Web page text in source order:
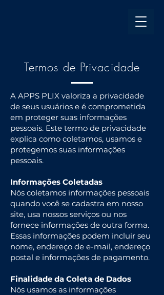
Termos de Privacidade
A APPS PLIX valoriza a privacidade
de seus usuários e é comprometida
em proteger suas informações
pessoais. Este termo de privacidade
explica como coletamos, usamos e
protegemos suas informações
pessoais.
Informações Coletadas
Nós coletamos informações pessoais
quando você se cadastra em nosso
site, usa nossos serviços ou nos
fornece informações de outra forma.
Essas informações podem incluir seu
nome, endereço de e-mail, endereço
postal e informações de pagamento.
Finalidade da Coleta de Dados
Nós usamos as informações